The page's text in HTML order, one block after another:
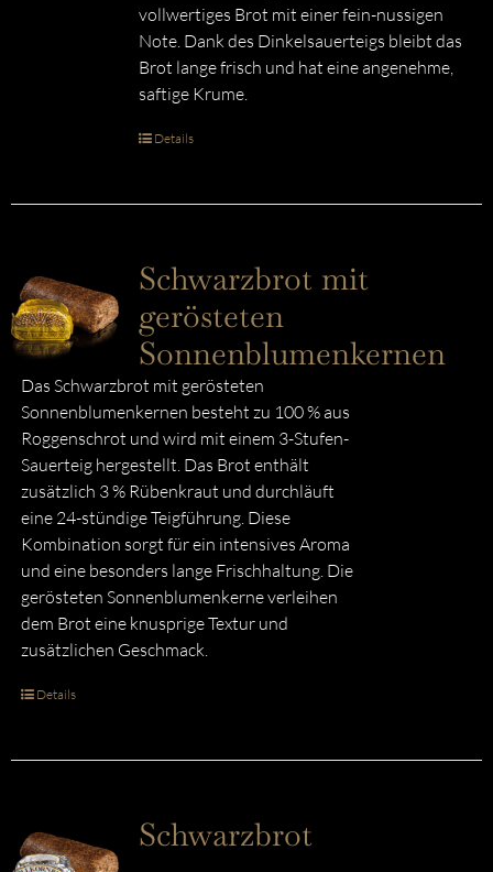
vollwertiges Brot mit einer fein-nussigen
Note. Dank des Dinkelsauerteigs bleibt das
Brot lange frisch und hat eine angenehme,
saftige Krume.
Details
Schwarzbrot mit
gerösteten
Sonnenblumenkernen
Das Schwarzbrot mit gerösteten
Sonnenblumenkernen besteht zu 100 % aus
Roggenschrot und wird mit einem 3-Stufen-
Sauerteig hergestellt. Das Brot enthält
zusätzlich 3 % Rübenkraut und durchläuft
eine 24-stündige Teigführung. Diese
Kombination sorgt für ein intensives Aroma
und eine besonders lange Frischhaltung. Die
gerösteten Sonnenblumenkerne verleihen
dem Brot eine knusprige Textur und
zusätzlichen Geschmack.
Details
Schwarzbrot